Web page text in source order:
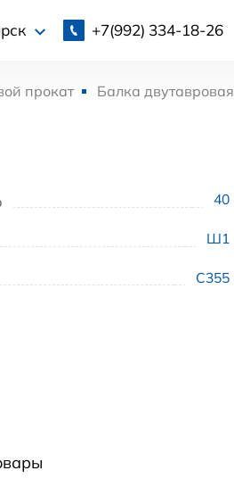
+7(992) 334-18-26
прокат Балка двутавровая
40
Ш1
С355